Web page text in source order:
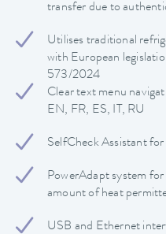
transfer due to
Utilises traditional
with European
573/2024
Clear text menu
EN, FR, ES, IT, RU
SelfCheck Assistant for
PowerAdapt system
amount of heat
USB and Ethernet